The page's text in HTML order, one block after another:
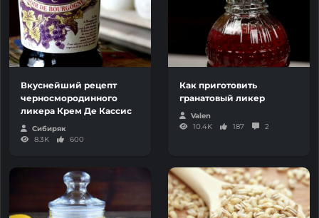
Вкуснейший рецепт
черносмородинного
ликера Крем Де Кассис
Сибиряк
8.3K
600
Как приготовить
гранатовый ликер
Valen
10.4K
187 2